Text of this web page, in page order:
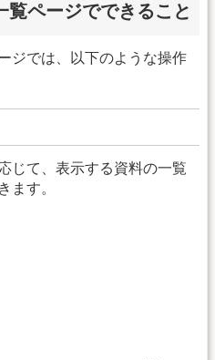
覧ページでできること
ジでは、以下のような操作
じて、表示する資料の一覧
ます。